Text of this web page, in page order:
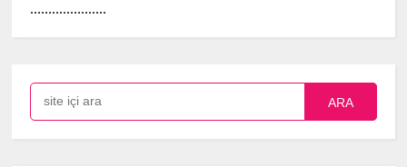
.....................
ARA